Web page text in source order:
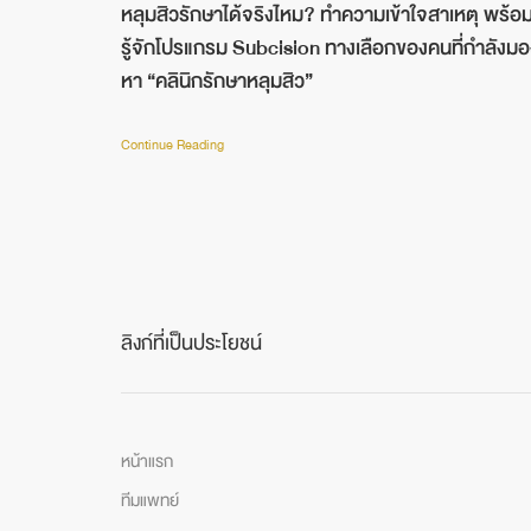
หลุมสิวรักษาได้จริงไหม? ทำความเข้าใจสาเหตุ พร้อ
รู้จักโปรแกรม Subcision ทางเลือกของคนที่กำลังมอ
หา “คลินิกรักษาหลุมสิว”
Continue Reading
ลิงก์ที่เป็นประโยชน์
หน้าแรก
ทีมแพทย์